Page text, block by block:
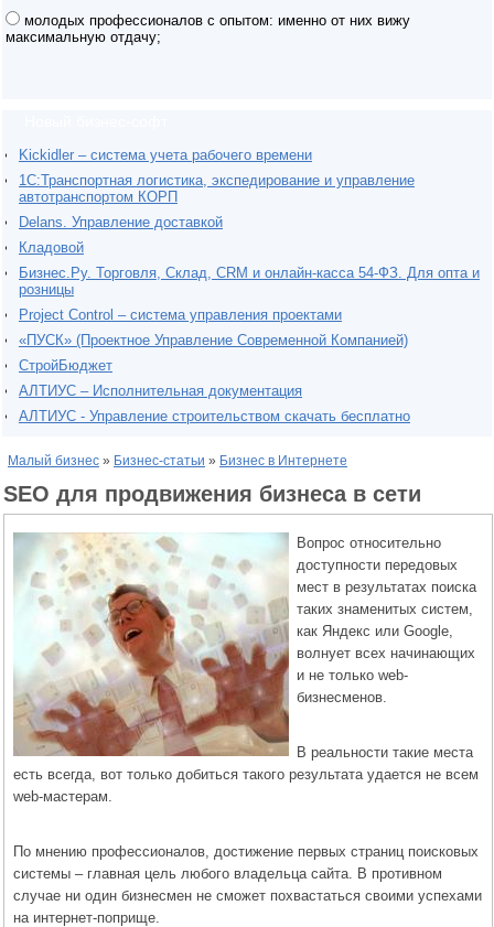
молодых профессионалов с опытом: именно от них вижу
максимальную отдачу;
Kickidler – система учета рабочего времени
1С:Транспортная логистика, экспедирование и управление
автотранспортом КОРП
Delans. Управление доставкой
Кладовой
Бизнес.Ру. Торговля, Склад, CRM и онлайн-касса 54-ФЗ. Для опта и
розницы
Project Сontrol – система управления проектами
«ПУСК» (Проектное Управление Современной Компанией)
СтройБюджет
АЛТИУС – Исполнительная документация
АЛТИУС - Управление строительством скачать бесплатно
Малый бизнес » Бизнес-статьи » Бизнес в Интернете
SEO для продвижения бизнеса в сети
Вопрос относительно
доступности передовых
мест в результатах поиска
таких знаменитых систем,
как Яндекс или Google,
волнует всех начинающих
и не только web-
бизнесменов.
В реальности такие места
есть всегда, вот только добиться такого результата удается не всем
web-мастерам.
По мнению профессионалов, достижение первых страниц поисковых
системы – главная цель любого владельца сайта. В противном
случае ни один бизнесмен не сможет похвастаться своими успехами
на интернет-поприще.